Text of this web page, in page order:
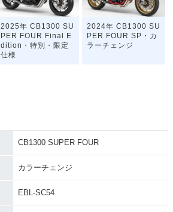
2025年 CB1300 SU
PER FOUR Final E
dition・特別・限定
仕様
2024年 CB1300 SU
PER FOUR SP・カ
ラーチェンジ
2023年 CB1300 SU
h Anniversary・特
2023年 CB1300 SU
CB1300 SUPER FOUR
カラーチェンジ
EBL-SC54